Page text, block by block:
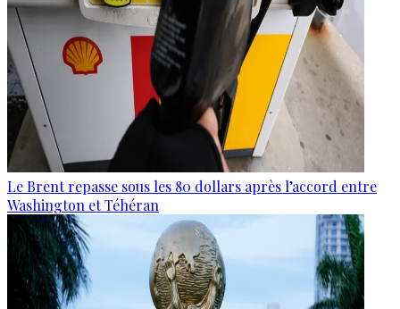
Le Brent repasse sous les 80 dollars après l’accord entre
Washington et Téhéran